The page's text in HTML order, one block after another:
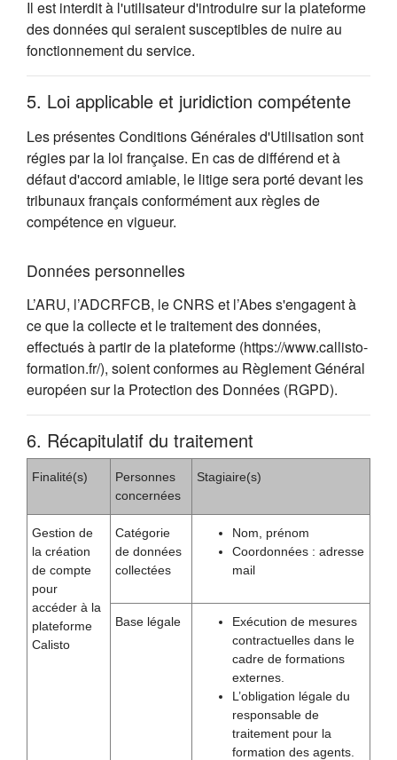
Il est interdit à l'utilisateur d'introduire sur la plateforme
des données qui seraient susceptibles de nuire au
fonctionnement du service.
5. Loi applicable et juridiction compétente
Les présentes Conditions Générales d'Utilisation sont
régies par la loi française. En cas de différend et à
défaut d'accord amiable, le litige sera porté devant les
tribunaux français conformément aux règles de
compétence en vigueur.
Données personnelles
L’ARU, l’ADCRFCB, le CNRS et l’Abes s'engagent à
ce que la collecte et le traitement des données,
effectués à partir de la plateforme (https://www.callisto-
formation.fr/), soient conformes au Règlement Général
européen sur la Protection des Données (RGPD).
6. Récapitulatif du traitement
Finalité(s)
Personnes
concernées
Stagiaire(s)
Gestion de
la création
de compte
pour
accéder à la
plateforme
Calisto
Catégorie
de données
collectées
Nom, prénom
Coordonnées : adresse
mail
Base légale
Exécution de mesures
contractuelles dans le
cadre de formations
externes.
L’obligation légale du
responsable de
traitement pour la
formation des agents.